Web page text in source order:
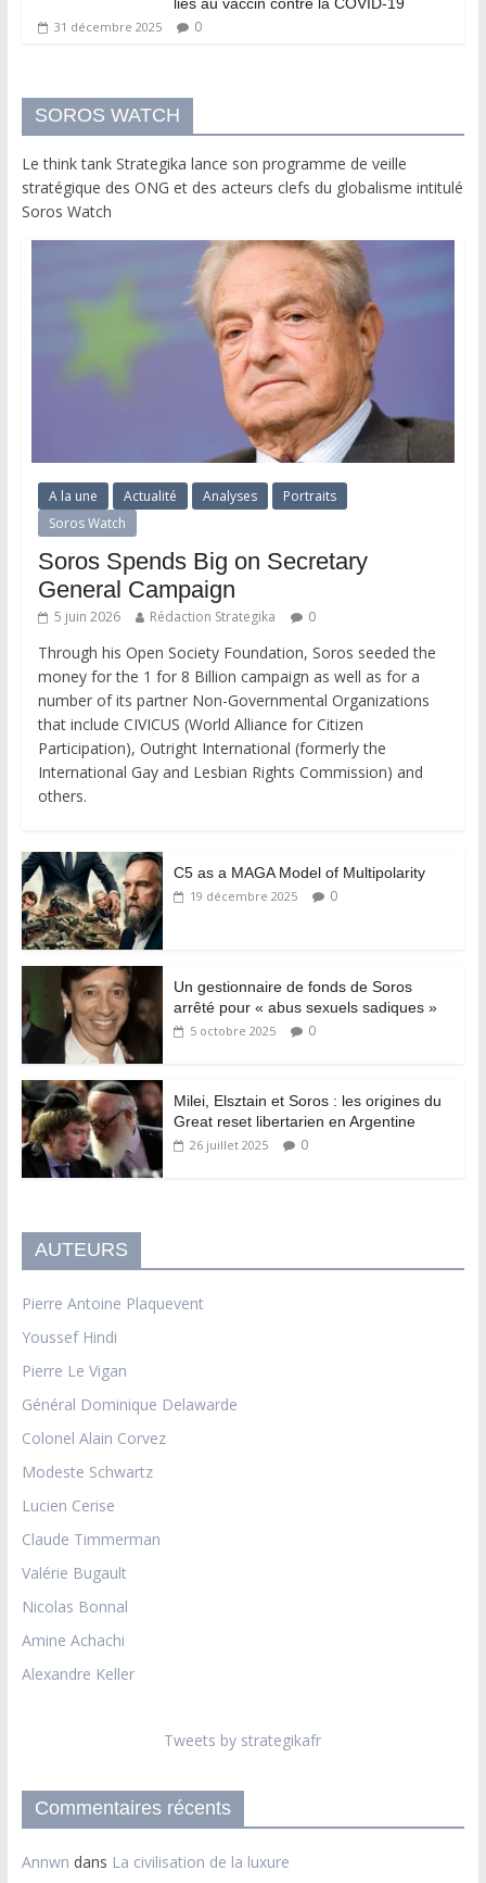
31 décembre 2025 0
SOROS WATCH
Le think tank Strategika lance son programme de veille
stratégique des ONG et des acteurs clefs du globalisme intitulé
Soros Watch
A la une Actualité Analyses
Portraits
Soros Watch
Soros Spends Big on Secretary
General Campaign
5 juin 2026 Rédaction Strategika 0
Through his Open Society Foundation, Soros seeded the
money for the 1 for 8 Billion campaign as well as for a
number of its partner Non-Governmental Organizations
that include CIVICUS (World Alliance for Citizen
Participation), Outright International (formerly the
International Gay and Lesbian Rights Commission) and
others.
C5 as a MAGA Model of Multipolarity
19 décembre 2025 0
Un gestionnaire de fonds de Soros
arrêté pour « abus sexuels sadiques »
5 octobre 2025 0
Milei, Elsztain et Soros : les origines du
Great reset libertarien en Argentine
26 juillet 2025 0
AUTEURS
Pierre Antoine Plaquevent
Youssef Hindi
Pierre Le Vigan
Général Dominique Delawarde
Colonel Alain Corvez
Modeste Schwartz
Lucien Cerise
Claude Timmerman
Valérie Bugault
Nicolas Bonnal
Amine Achachi
Alexandre Keller
Tweets by strategikafr
Commentaires récents
Annwn dans La civilisation de la luxure